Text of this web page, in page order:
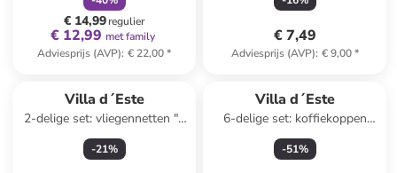
€ 14,99regulier
€ 12,99 met family
Adviesprijs (AVP): € 22,00*
€ 7,49
Adviesprijs (AVP): € 9,00*
Villa d´Este
2-delige set: vliegennetten "4
Toni" transparant/bruin -
(B)38 x (H)23 cm
-21%
Villa d´Este
6-delige set: koffiekoppen
"Forma" lichtblauw - 100 ml
-51%